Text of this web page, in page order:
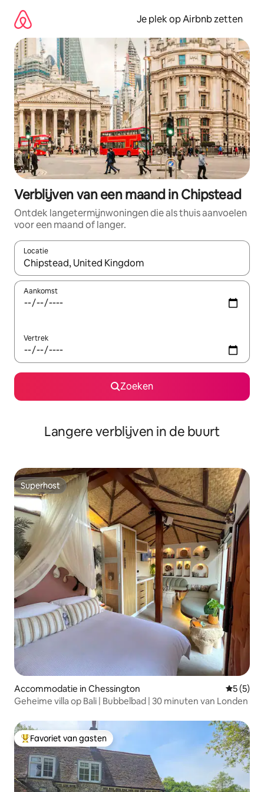
direct
naar
inhoud
Je plek op Airbnb zetten
Verblijven van een maand in Chipstead
Ontdek langetermijnwoningen die als thuis aanvoelen
voor een maand of langer.
Locatie
Wanneer er resultaten beschikbaar zijn, maak je een keuze
Aankomst
Vertrek
Zoeken
Langere verblijven in de buurt
Superhost
Superhost
Accommodatie in Chessington
5 (5)
Geheime villa op Bali | Bubbelbad | 30 minuten van Londen
Topfavoriet van gasten
Favoriet van gasten